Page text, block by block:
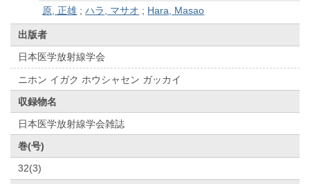
原, 正雄 ;ハラ, マサオ ; Hara, Masao
出版者
日本医学放射線学会
ニホン イガク ホウシャセン ガッカイ
収録物名
日本医学放射線学会雑誌
巻(号)
32(3)